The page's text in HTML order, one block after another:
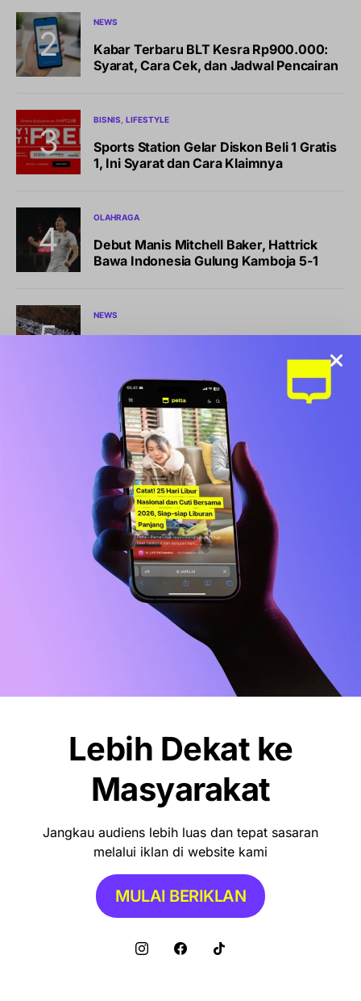
NEWS
Kabar Terbaru BLT Kesra Rp900.000:
Syarat, Cara Cek, dan Jadwal Pencairan
BISNIS LIFESTYLE
Sports Station Gelar Diskon Beli 1 Gratis
1, Ini Syarat dan Cara Klaimnya
OLAHRAGA
Debut Manis Mitchell Baker, Hattrick
Bawa Indonesia Gulung Kamboja 5-1
NEWS
Pemilahan Sampah, Pilih Cara Ini Dulu
Lebih Dekat ke
Masyarakat
Jangkau audiens lebih luas dan tepat sasaran
melalui iklan di website kami
MULAI BERIKLAN